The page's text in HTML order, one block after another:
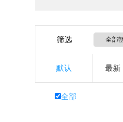
筛选
默认 最新
全部